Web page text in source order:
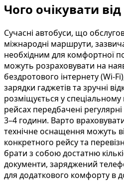
Чого очікувати
Сучасні автобуси, що
міжнародні маршрути,
необхідним для комфортної
можуть розраховувати на
бездротового інтернету (Wi-
зарядки гаджетів та зручні
розміщується у спеціальному
рейсах передбачені
3–4 години. Варто
технічне оснащення можуть
конкретного рейсу та
брати з собою достатню
документи, заряджений
для додаткового комфорту в